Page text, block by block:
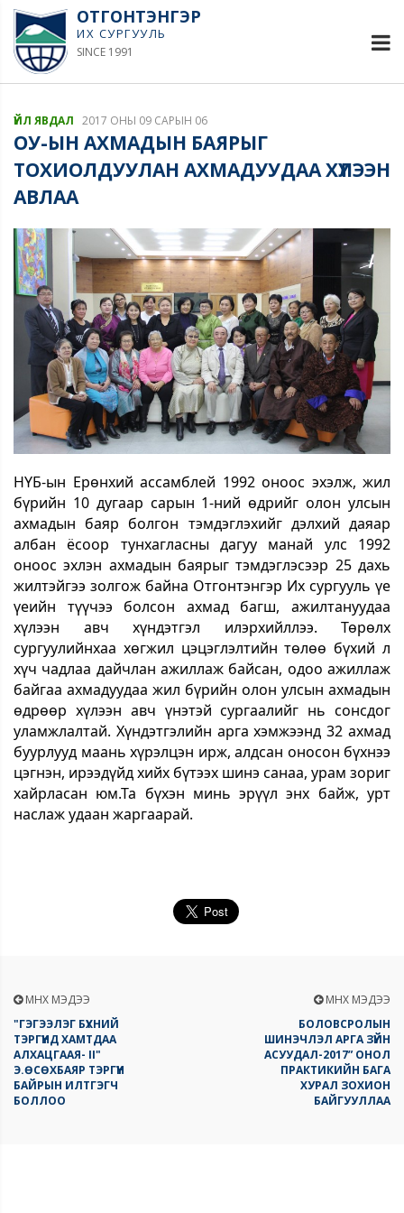
ОТГОНТЭНГЭР
ИХ СУРГУУЛЬ
SINCE 1991
ҮЙЛ ЯВДАЛ 2017 ОНЫ 09 САРЫН 06
ОУ-ЫН АХМАДЫН БАЯРЫГ
ТОХИОЛДУУЛАН АХМАДУУДАА ХҮЛЭЭН
АВЛАА
НҮБ-ын Ерөнхий ассамблей 1992 оноос эхэлж, жил
бүрийн 10 дугаар сарын 1-ний өдрийг олон улсын
ахмадын баяр болгон тэмдэглэхийг дэлхий даяар
албан ёсоор тунхагласны дагуу манай улс 1992
оноос эхлэн ахмадын баярыг тэмдэглэсээр 25 дахь
жилтэйгээ золгож байна Отгонтэнгэр Их сургууль үе
үеийн түүчээ болсон ахмад багш, ажилтануудаа
хүлээн авч хүндэтгэл илэрхийллээ. Төрөлх
сургуулийнхаа хөгжил цэцэглэлтийн төлөө бүхий л
хүч чадлаа дайчлан ажиллаж байсан, одоо ажиллаж
байгаа ахмадуудаа жил бүрийн олон улсын ахмадын
өдрөөр хүлээн авч үнэтэй сургаалийг нь сонсдог
уламжлалтай. Хүндэтгэлийн арга хэмжээнд 32 ахмад
буурлууд маань хүрэлцэн ирж, алдсан оносон бүхнээ
цэгнэн, ирээдүйд хийх бүтээх шинэ санаа, урам зориг
хайрласан юм.Та бүхэн минь эрүүл энх байж, урт
наслаж удаан жаргаарай.
ӨМНӨХ МЭДЭЭ
"ГЭГЭЭЛЭГ БҮХНИЙ
ТЭРГҮҮНД ХАМТДАА
АЛХАЦГААЯ- II"
Э.ӨСӨХБАЯР ТЭРГҮҮН
БАЙРЫН ИЛТГЭГЧ
БОЛЛОО
ӨМНӨХ МЭДЭЭ
БОЛОВСРОЛЫН
ШИНЭЧЛЭЛ АРГА ЗҮЙН
АСУУДАЛ-2017” ОНОЛ
ПРАКТИКИЙН БАГА
ХУРАЛ ЗОХИОН
БАЙГУУЛЛАА